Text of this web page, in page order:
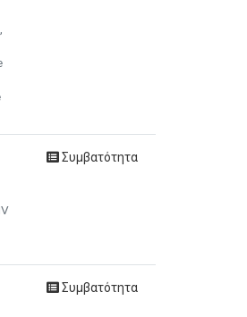
Συμβατότητα
Συμβατότητα